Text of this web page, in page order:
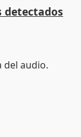
detectados